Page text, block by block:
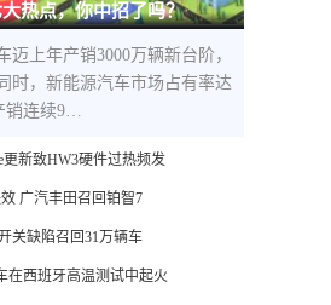
热点，你中招了吗？
迈上年产销3000万辆新台阶，
时，新能源汽车市场占有率达
销连续9…
更新致HW3硬件过热频发
广汽丰田召回铂智7
关缺陷召回31万辆车
在西班牙高温测试中起火